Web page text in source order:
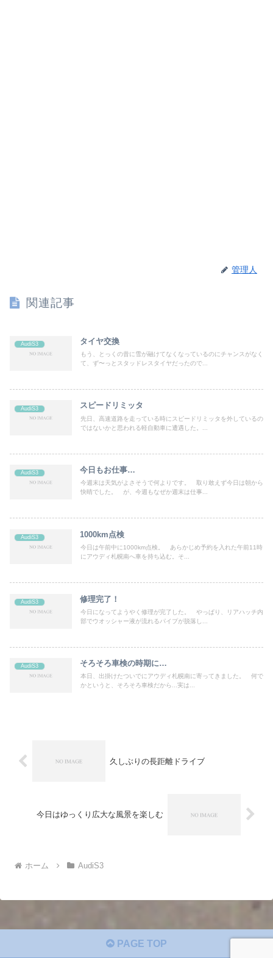
管理人
関連記事
AudiS3 タイヤ交換
もう、とっくの昔に雪が融けてなくなっているのにチャンスがなく
て、ず〜っとスタッドレスタイヤだったので...
AudiS3 スピードリミッタ
先日、高速道路を走っている時にスピードリミッタを外しているの
ではないかと思われる軽自動車に遭遇した。...
AudiS3 今日もお仕事…
今週末は天気がよさそうで何よりです。 取り敢えず今日は朝から
快晴でした。 が、今週もなぜか週末は仕事...
AudiS3 1000km点検
今日は午前中に1000km点検。 あらかじめ予約を入れた午前11時
にアウディ札幌南へ車を持ち込む。そ...
AudiS3 修理完了！
今日になってようやく修理が完了した。 やっぱり、リアハッチ内
部でウオッシャー液が流れるパイプが脱落し...
AudiS3 そろそろ車検の時期に…
本日、出掛けたついでにアウディ札幌南に寄ってきました。 何で
かというと、そろそろ車検だから...実は...
久しぶりの長距離ドライブ
今日はゆっくり広大な風景を楽しむ
ホーム AudiS3
PAGE TOP